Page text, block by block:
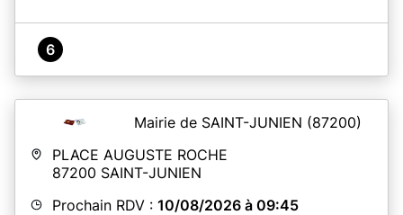
6
Mairie de SAINT-JUNIEN (87200)
PLACE AUGUSTE ROCHE
87200 SAINT-JUNIEN
Prochain RDV : 10/08/2026 à 09:45